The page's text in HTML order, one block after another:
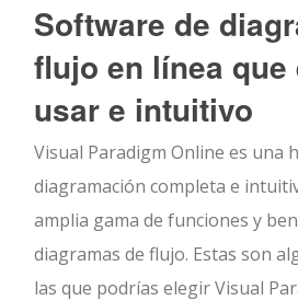
Software de
flujo en línea
usar e intuitivo
Visual Paradigm Online es una
diagramación completa e
amplia gama de funciones y
diagramas de flujo. Estas son
las que podrías elegir Visual